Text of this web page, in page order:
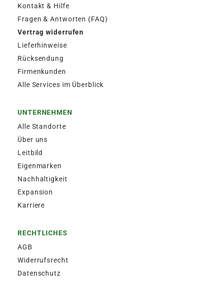
Kontakt & Hilfe
Fragen & Antworten (FAQ)
Vertrag widerrufen
Lieferhinweise
Rücksendung
Firmenkunden
Alle Services im Überblick
UNTERNEHMEN
Alle Standorte
Über uns
Leitbild
Eigenmarken
Nachhaltigkeit
Expansion
Karriere
RECHTLICHES
AGB
Widerrufsrecht
Datenschutz